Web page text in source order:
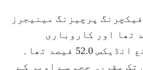
پرچیزنگ مینیجرز
فیصد تھا اور کاروباری
سرگرمی کا متوقع انڈیکس 52.0 فیصد تھا۔
تک مقررہ حجم سے اوپر کے